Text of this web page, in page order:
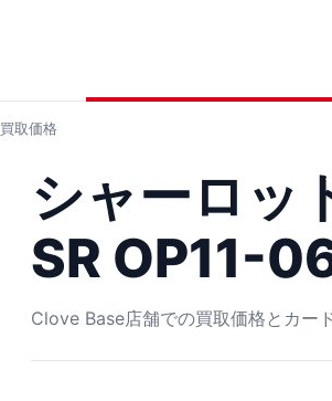
買取価格
シャーロッ
SR OP11-
Clove Base店舗での買取価格とカー